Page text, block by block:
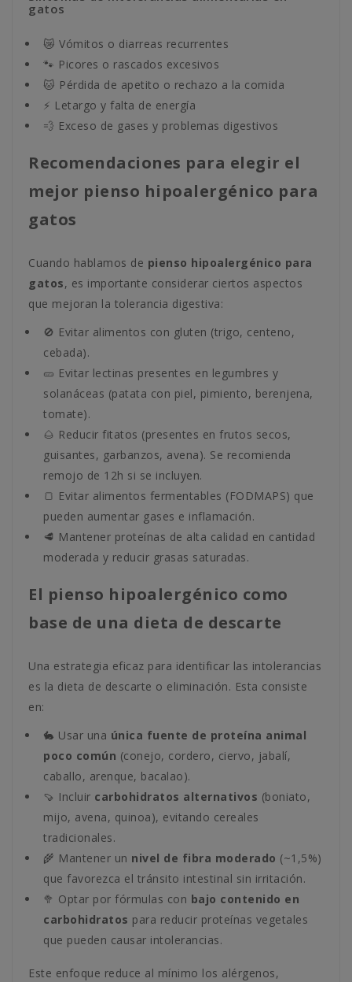
gatos
😿 Vómitos o diarreas recurrentes
🐾 Picores o rascados excesivos
🐱 Pérdida de apetito o rechazo a la comida
⚡️ Letargo y falta de energía
💨 Exceso de gases y problemas digestivos
Recomendaciones para elegir el
mejor pienso hipoalergénico para
gatos
Cuando hablamos de pienso hipoalergénico para
gatos, es importante considerar ciertos aspectos
que mejoran la tolerancia digestiva:
🚫 Evitar alimentos con gluten (trigo, centeno,
cebada).
🥒 Evitar lectinas presentes en legumbres y
solanáceas (patata con piel, pimiento, berenjena,
tomate).
🌰 Reducir fitatos (presentes en frutos secos,
guisantes, garbanzos, avena). Se recomienda
remojo de 12h si se incluyen.
🍞 Evitar alimentos fermentables (FODMAPS) que
pueden aumentar gases e inflamación.
🥩 Mantener proteínas de alta calidad en cantidad
moderada y reducir grasas saturadas.
El pienso hipoalergénico como
base de una dieta de descarte
Una estrategia eficaz para identificar las intolerancias
es la dieta de descarte o eliminación. Esta consiste
en:
🐇 Usar una única fuente de proteína animal
poco común (conejo, cordero, ciervo, jabalí,
caballo, arenque, bacalao).
🍠 Incluir carbohidratos alternativos (boniato,
mijo, avena, quinoa), evitando cereales
tradicionales.
🌾 Mantener un nivel de fibra moderado (~1,5%)
que favorezca el tránsito intestinal sin irritación.
🥦 Optar por fórmulas con bajo contenido en
carbohidratos para reducir proteínas vegetales
que pueden causar intolerancias.
Este enfoque reduce al mínimo los alérgenos,